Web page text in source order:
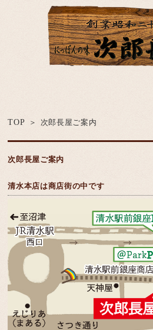
TOP 次郎長屋ご案内
次郎長屋ご案内
清水本店は商店街の中です